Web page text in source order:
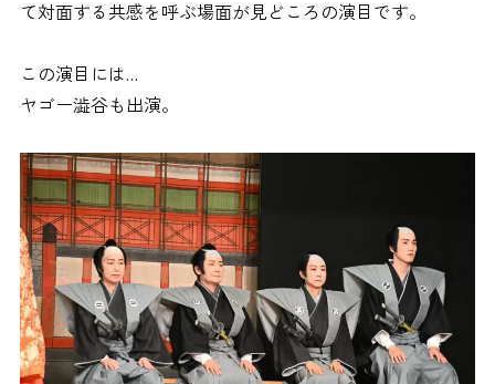
て対面する共感を呼ぶ場面が見どころの演目です。
この演目には…
ヤゴー澁谷も出演。